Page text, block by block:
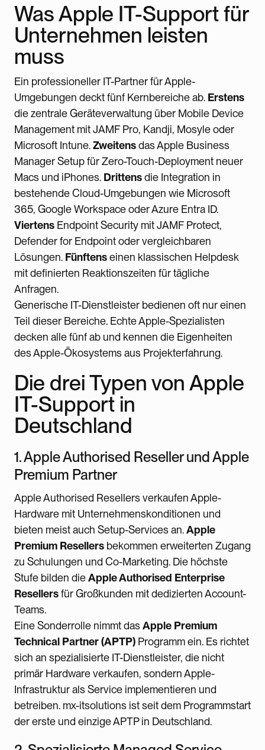
Was Apple IT-Support für
Unternehmen leisten
muss
Ein professioneller IT-Partner für Apple-
Umgebungen deckt fünf Kernbereiche ab. Erstens
die zentrale Geräteverwaltung über Mobile Device
Management mit JAMF Pro, Kandji, Mosyle oder
Microsoft Intune.Zweitensdas Apple Business
Manager Setup für Zero-Touch-Deployment neuer
Macs und iPhones. Drittensdie Integration in
bestehende Cloud-Umgebungen wie Microsoft
365, Google Workspace oder Azure Entra ID.
Viertens Endpoint Security mit JAMF Protect,
Defender for Endpoint oder vergleichbaren
Lösungen. Fünftenseinen klassischen Helpdesk
mit definierten Reaktionszeiten für tägliche
Anfragen.
Generische IT-Dienstleister bedienen oft nur einen
Teil dieser Bereiche. Echte Apple-Spezialisten
decken alle fünf ab und kennen die Eigenheiten
des Apple-Ökosystems aus Projekterfahrung.
Die drei Typen von Apple
IT-Support in
Deutschland
1. Apple Authorised Reseller und Apple
Premium Partner
Apple Authorised Resellers verkaufen Apple-
Hardware mit Unternehmenskonditionen und
bieten meist auch Setup-Services an.Apple
Premium Resellers bekommen erweiterten Zugang
zu Schulungen und Co-Marketing. Die höchste
Stufe bilden dieApple Authorised Enterprise
Resellersfür Großkunden mit dedizierten Account-
Teams.
Eine Sonderrolle nimmt dasApple Premium
Technical Partner (APTP) Programm ein. Es richtet
sich an spezialisierte IT-Dienstleister, die nicht
primär Hardware verkaufen, sondern Apple-
Infrastruktur als Service implementieren und
betreiben. mx-itsolutions ist seit dem Programmstart
der erste und einzige APTP in Deutschland.